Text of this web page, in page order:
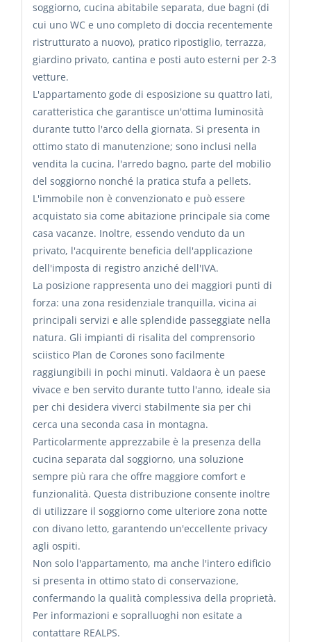
soggiorno, cucina abitabile separata, due bagni (di
cui uno WC e uno completo di doccia recentemente
ristrutturato a nuovo), pratico ripostiglio, terrazza,
giardino privato, cantina e posti auto esterni per 2-3
vetture.
L'appartamento gode di esposizione su quattro lati,
caratteristica che garantisce un'ottima luminosità
durante tutto l'arco della giornata. Si presenta in
ottimo stato di manutenzione; sono inclusi nella
vendita la cucina, l'arredo bagno, parte del mobilio
del soggiorno nonché la pratica stufa a pellets.
L'immobile non è convenzionato e può essere
acquistato sia come abitazione principale sia come
casa vacanze. Inoltre, essendo venduto da un
privato, l'acquirente beneficia dell'applicazione
dell'imposta di registro anziché dell'IVA.
La posizione rappresenta uno dei maggiori punti di
forza: una zona residenziale tranquilla, vicina ai
principali servizi e alle splendide passeggiate nella
natura. Gli impianti di risalita del comprensorio
sciistico Plan de Corones sono facilmente
raggiungibili in pochi minuti. Valdaora è un paese
vivace e ben servito durante tutto l'anno, ideale sia
per chi desidera viverci stabilmente sia per chi
cerca una seconda casa in montagna.
Particolarmente apprezzabile è la presenza della
cucina separata dal soggiorno, una soluzione
sempre più rara che offre maggiore comfort e
funzionalità. Questa distribuzione consente inoltre
di utilizzare il soggiorno come ulteriore zona notte
con divano letto, garantendo un'eccellente privacy
agli ospiti.
Non solo l'appartamento, ma anche l'intero edificio
si presenta in ottimo stato di conservazione,
confermando la qualità complessiva della proprietà.
Per informazioni e sopralluoghi non esitate a
contattare REALPS.